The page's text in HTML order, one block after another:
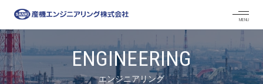
ENGINEERING
エンジニアリング